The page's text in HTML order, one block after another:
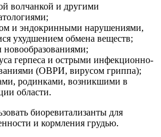
волчанкой и другими
и эндокринными нарушениями,
ухудшением обмена веществ;
новообразованиями;
герпеса и острыми инфекционно-
(ОВРИ, вирусом гриппа);
родинками, возникшими в
области.
биоревитализанты для
и кормления грудью.